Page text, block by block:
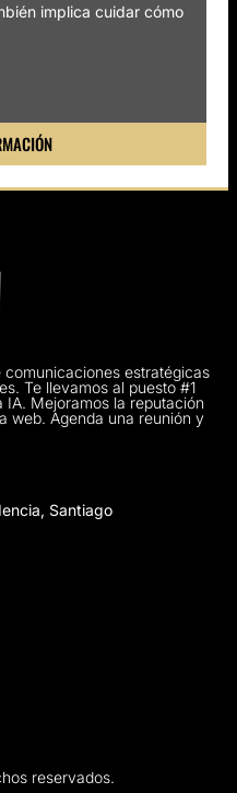
implica cuidar cómo
comunicaciones estratégicas
Te llevamos al puesto #1
IA. Mejoramos la reputación
web. Agenda una reunión y
Santiago
reservados.